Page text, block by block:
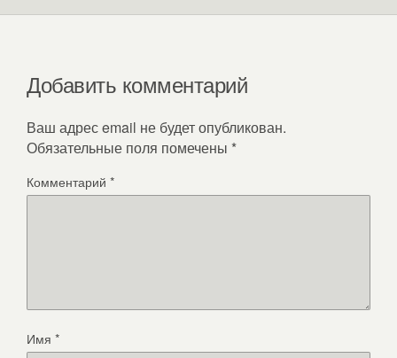
Добавить комментарий
Ваш адрес email не будет опубликован.
Обязательные поля помечены *
Комментарий *
Имя *